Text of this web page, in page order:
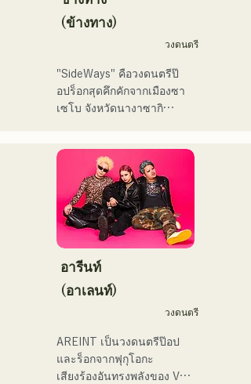
トステージにも出演。MCと
cup2019 Public viewing、競
輪日本一ダービーの場内ア
ナウンス、ラグビー女子日
本代表世界大会スタジアム
滑走屋場内アナウンス、ク
リスマスアドベント、イス
ラデサルサ、福岡ウィニン
グスピリッツのスタジアム
DJ、金鷲旗、山笠関連イベ
ント、地域イベント、
Ramen Tech2025(global
summit)、福岡市武道館オー
プニング記念イベント,結婚
式様々な分野で活動。
す。
アーティストの日本人父と
アメリカ人母から生まれた
まう時こそ聴いてほしい。
自分自身も迷いや葛藤を抱
作り物ではなく、ありのま
まの感情や言葉をそのまま
音楽にしている。
2024年10月より音楽活動を
福岡を中心にブッキングラ
イブや路上ライブなど精力
的に活動を行っている。
2025年11月22日にはファー
催。
(ข้างทาง)
วงดนตรี
"SideWays" คือวงดนตรีป๊
อปร็อกสุดคึกคักจากเมืองซา
เซโบ จังหวัดนางาซากิ
พวกเขาได้ปล่อยอีพีใหม่
"Yume Sen'ya" และออกทัวร์
คอนเสิร์ตทั่วประเทศ
ลองฟังเพลงสนุกๆ ที่สร้างจาก
นวนิยายของพวกเขาดูสิ!
อารีนท์
(อาเลนท์)
วงดนตรี
AREINT เป็นวงดนตรีป๊อป
และร็อกจากฟุกุโอกะ
เสียงร้องอันทรงพลังของ Vo.